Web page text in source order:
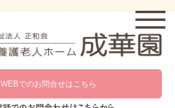
WEBでのお問合せはこちら